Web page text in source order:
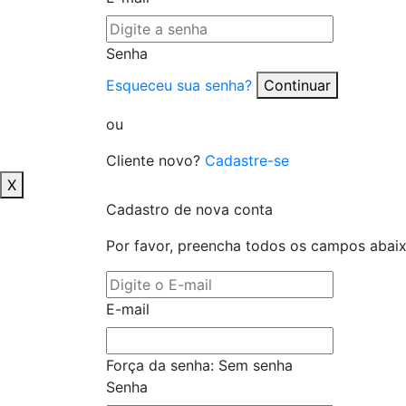
Senha
Esqueceu sua senha?
Continuar
ou
Cliente novo? Cadastre-se
X
Cadastro de nova conta
Por favor, preencha todos os campos
E-mail
Força da senha: Sem senha
Senha